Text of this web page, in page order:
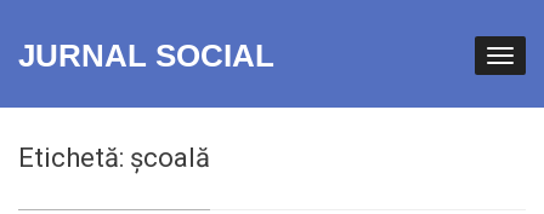
JURNAL SOCIAL
Etichetă: școală